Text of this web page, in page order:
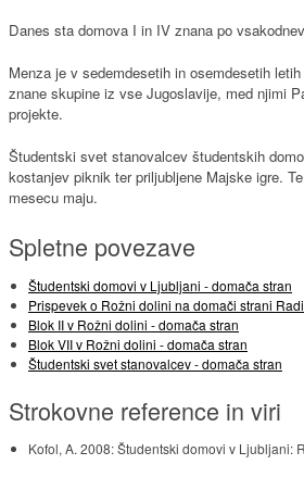
Danes sta domova I in IV znana po
Menza je v sedemdesetih in osemdesetih
znane skupine iz vse Jugoslavije, med njimi
projekte.
Študentski svet stanovalcev študentskih
kostanjev piknik ter priljubljene Majske igre.
mesecu maju.
Spletne povezave
Študentski domovi v Ljubljani - domača stran
Prispevek o Rožni dolini na domači strani
Blok II v Rožni dolini - domača stran
Blok VII v Rožni dolini - domača stran
Študentski svet stanovalcev - domača stran
Strokovne reference in viri
Kofol, A. 2008: Študentski domovi v